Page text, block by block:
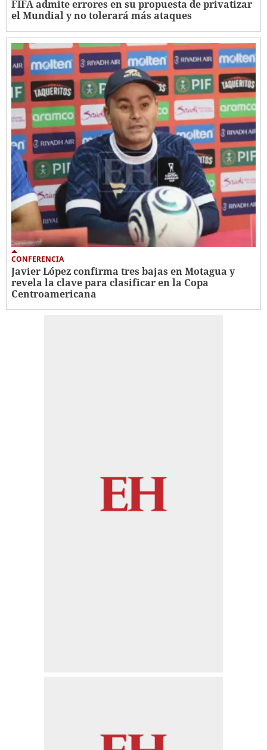
FIFA admite errores en su propuesta de privatizar
el Mundial y no tolerará más ataques
CONFERENCIA
Javier López confirma tres bajas en Motagua y
revela la clave para clasificar en la Copa
Centroamericana